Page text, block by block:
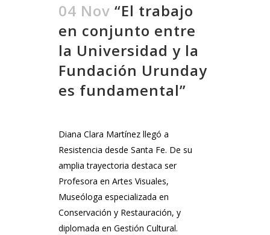
04 Nov “El trabajo
en conjunto entre
la Universidad y la
Fundación Urunday
es fundamental”
Diana Clara Martínez llegó a
Resistencia desde Santa Fe. De su
amplia trayectoria destaca ser
Profesora en Artes Visuales,
Museóloga especializada en
Conservación y Restauración, y
diplomada en Gestión Cultural.